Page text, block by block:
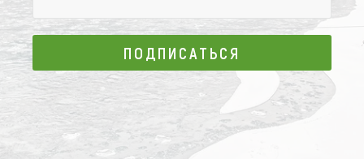
ПОДПИСАТЬСЯ
ПОДПИСАТЬСЯ